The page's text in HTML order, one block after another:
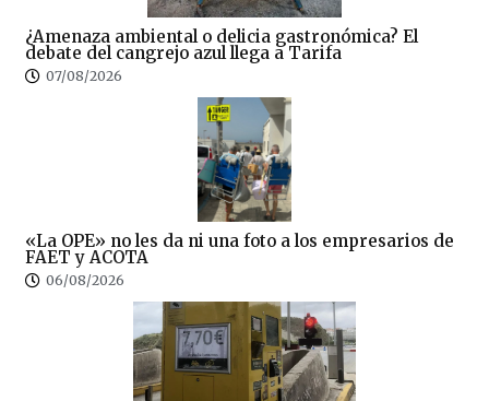
¿Amenaza ambiental o delicia gastronómica? El
debate del cangrejo azul llega a Tarifa
07/08/2026
«La OPE» no les da ni una foto a los empresarios de
FAET y ACOTA
06/08/2026